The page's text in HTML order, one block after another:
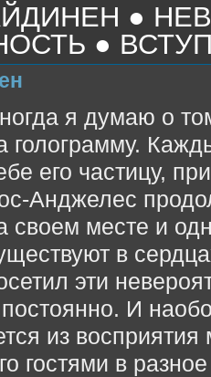
●
●
я думаю о
голограмму.
его частицу,
Анджелес
своем месте и
в
эти
И
из
гостями в